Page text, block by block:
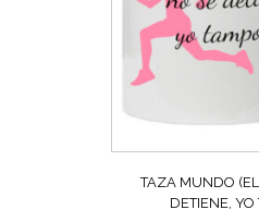
TAZA MUNDO
DETIENE, YO